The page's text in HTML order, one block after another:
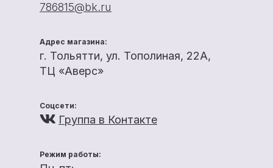
786815@bk.ru
Адрес магазина:
г. Тольятти, ул. Тополиная, 22А,
ТЦ «Аверс»
Соцсети:
Группа в Контакте
Режим работы: